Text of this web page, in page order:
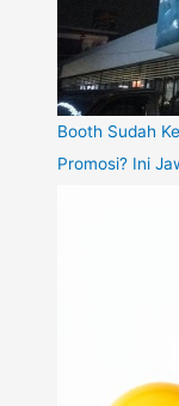
Booth Sudah
Promosi? Ini